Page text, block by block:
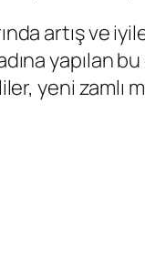
artış ve
yapılan
yeni zamlı